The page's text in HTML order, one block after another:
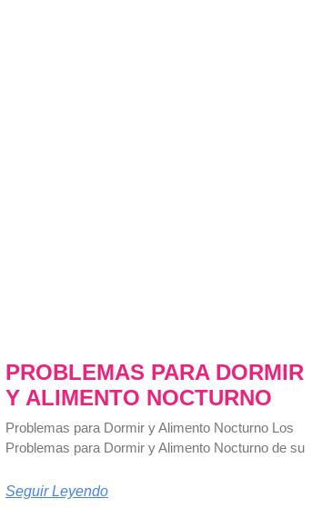
PROBLEMAS PARA DORMIR
Y ALIMENTO NOCTURNO
Problemas para Dormir y Alimento Nocturno Los
Problemas para Dormir y Alimento Nocturno de su
Seguir Leyendo